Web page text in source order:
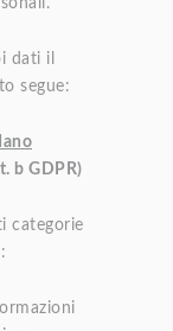
dati il
segue:
b GDPR)
categorie